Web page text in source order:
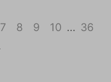
7 8 9 10 … 36